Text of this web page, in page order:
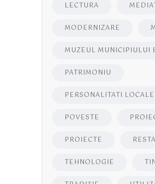
LECTURA
MODERNIZARE
MUZEUL MUNICIPIULUI
PATRIMONIU
PERSONALITATI LOCALE
POVESTE
PROIECTE
TEHNOLOGIE